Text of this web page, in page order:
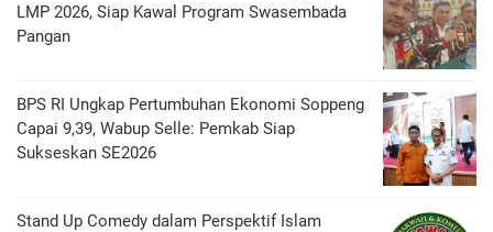
LMP 2026, Siap Kawal Program Swasembada
Pangan
BPS RI Ungkap Pertumbuhan Ekonomi Soppeng
Capai 9,39, Wabup Selle: Pemkab Siap
Sukseskan SE2026
Stand Up Comedy dalam Perspektif Islam